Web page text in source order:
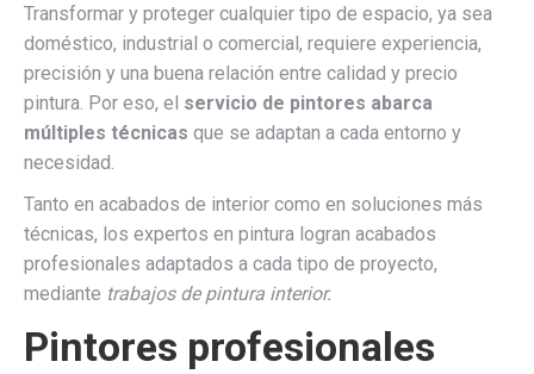
Transformar y proteger cualquier tipo de espacio, ya sea
doméstico, industrial o comercial, requiere experiencia,
precisión y una buena relación entre calidad y precio
pintura. Por eso, el servicio de pintores abarca
múltiples técnicas que se adaptan a cada entorno y
necesidad.
Tanto en acabados de interior como en soluciones más
técnicas, los expertos en pintura logran acabados
profesionales adaptados a cada tipo de proyecto,
mediante trabajos de pintura interior.
Pintores profesionales